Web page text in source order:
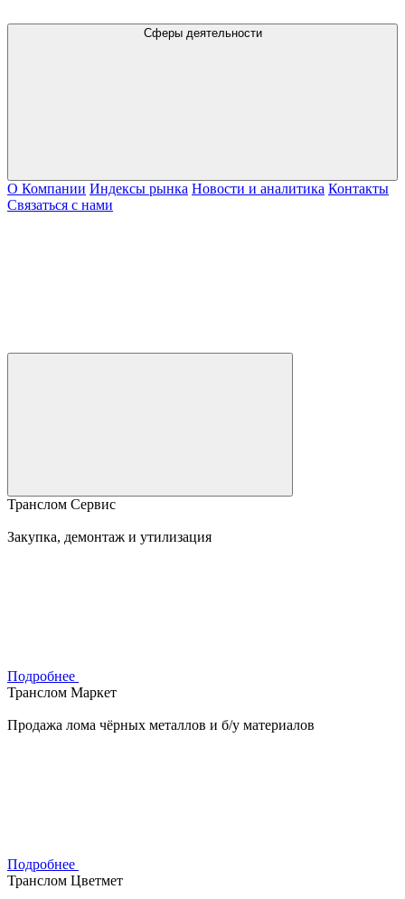
Сферы деятельности
О Компании Индексы рынка Новости и аналитика Контакты
Связаться с нами
Транслом Сервис
Закупка, демонтаж и утилизация
Подробнее
Транслом Маркет
Продажа лома чёрных металлов и б/у материалов
Подробнее
Транслом Цветмет